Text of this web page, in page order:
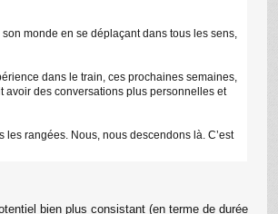
monde en se déplaçant dans tous les sens,
dans le train, ces prochaines semaines,
avoir des conversations plus personnelles et
rangées. Nous, nous descendons là. C’est
bien plus consistant (en terme de durée